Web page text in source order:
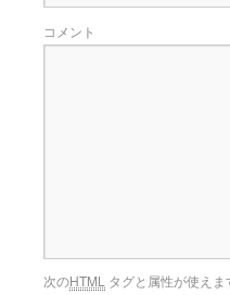
コメント
次のHTML タグと属性が使えま